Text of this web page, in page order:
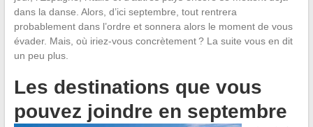
dans la danse. Alors, d’ici septembre, tout rentrera
probablement dans l’ordre et sonnera alors le moment de vous
évader. Mais, où iriez-vous concrètement ? La suite vous en dit
un peu plus.
Les destinations que vous
pouvez joindre en septembre